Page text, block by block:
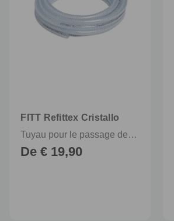
FITT Refittex Cristallo
Tuyau pour le passage des liquides alimentaires et boissons en pression
De € 19,90